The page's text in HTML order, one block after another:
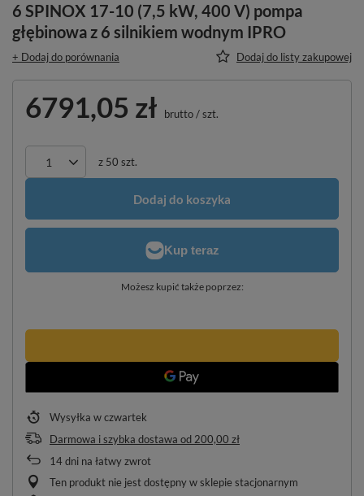
6 SPINOX 17-10 (7,5 kW, 400 V) pompa
głębinowa z 6 silnikiem wodnym IPRO
+ Dodaj do porównania Dodaj do listy zakupowej
6791,05 zł brutto/szt.
z 50 szt.
Dodaj do koszyka
Możesz kupić także poprzez:
Wysyłka w czwartek
Darmowa i szybka dostawa od 200,00 zł
14dni na łatwy zwrot
Ten produkt nie jest dostępny w sklepie stacjonarnym